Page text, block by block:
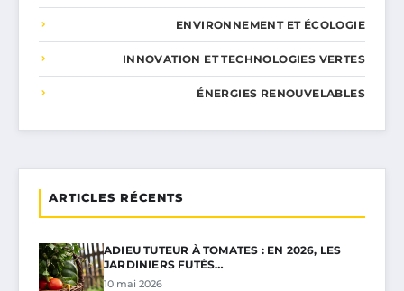
ENVIRONNEMENT ET ÉCOLOGIE
INNOVATION ET TECHNOLOGIES VERTES
ÉNERGIES RENOUVELABLES
ARTICLES RÉCENTS
ADIEU TUTEUR À TOMATES : EN 2026, LES
JARDINIERS FUTÉS…
10 mai 2026